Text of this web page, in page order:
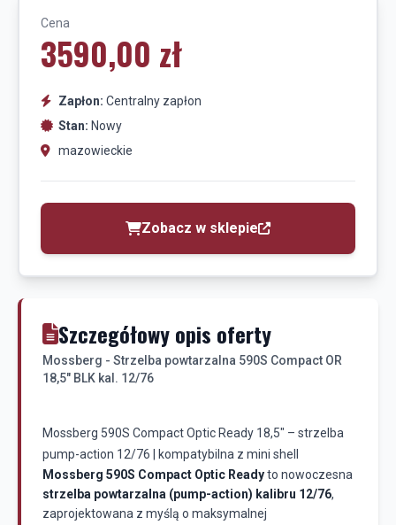
Cena
3590,00 zł
Zapłon: Centralny zapłon
Stan: Nowy
mazowieckie
Zobacz w sklepie
Szczegółowy opis oferty
Mossberg - Strzelba powtarzalna 590S Compact OR
18,5" BLK kal. 12/76
Mossberg 590S Compact Optic Ready 18,5" – strzelba
pump-action 12/76 | kompatybilna z mini shell
Mossberg 590S Compact Optic Readyto nowoczesna
strzelba powtarzalna (pump-action) kalibru 12/76,
zaprojektowana z myślą o maksymalnej